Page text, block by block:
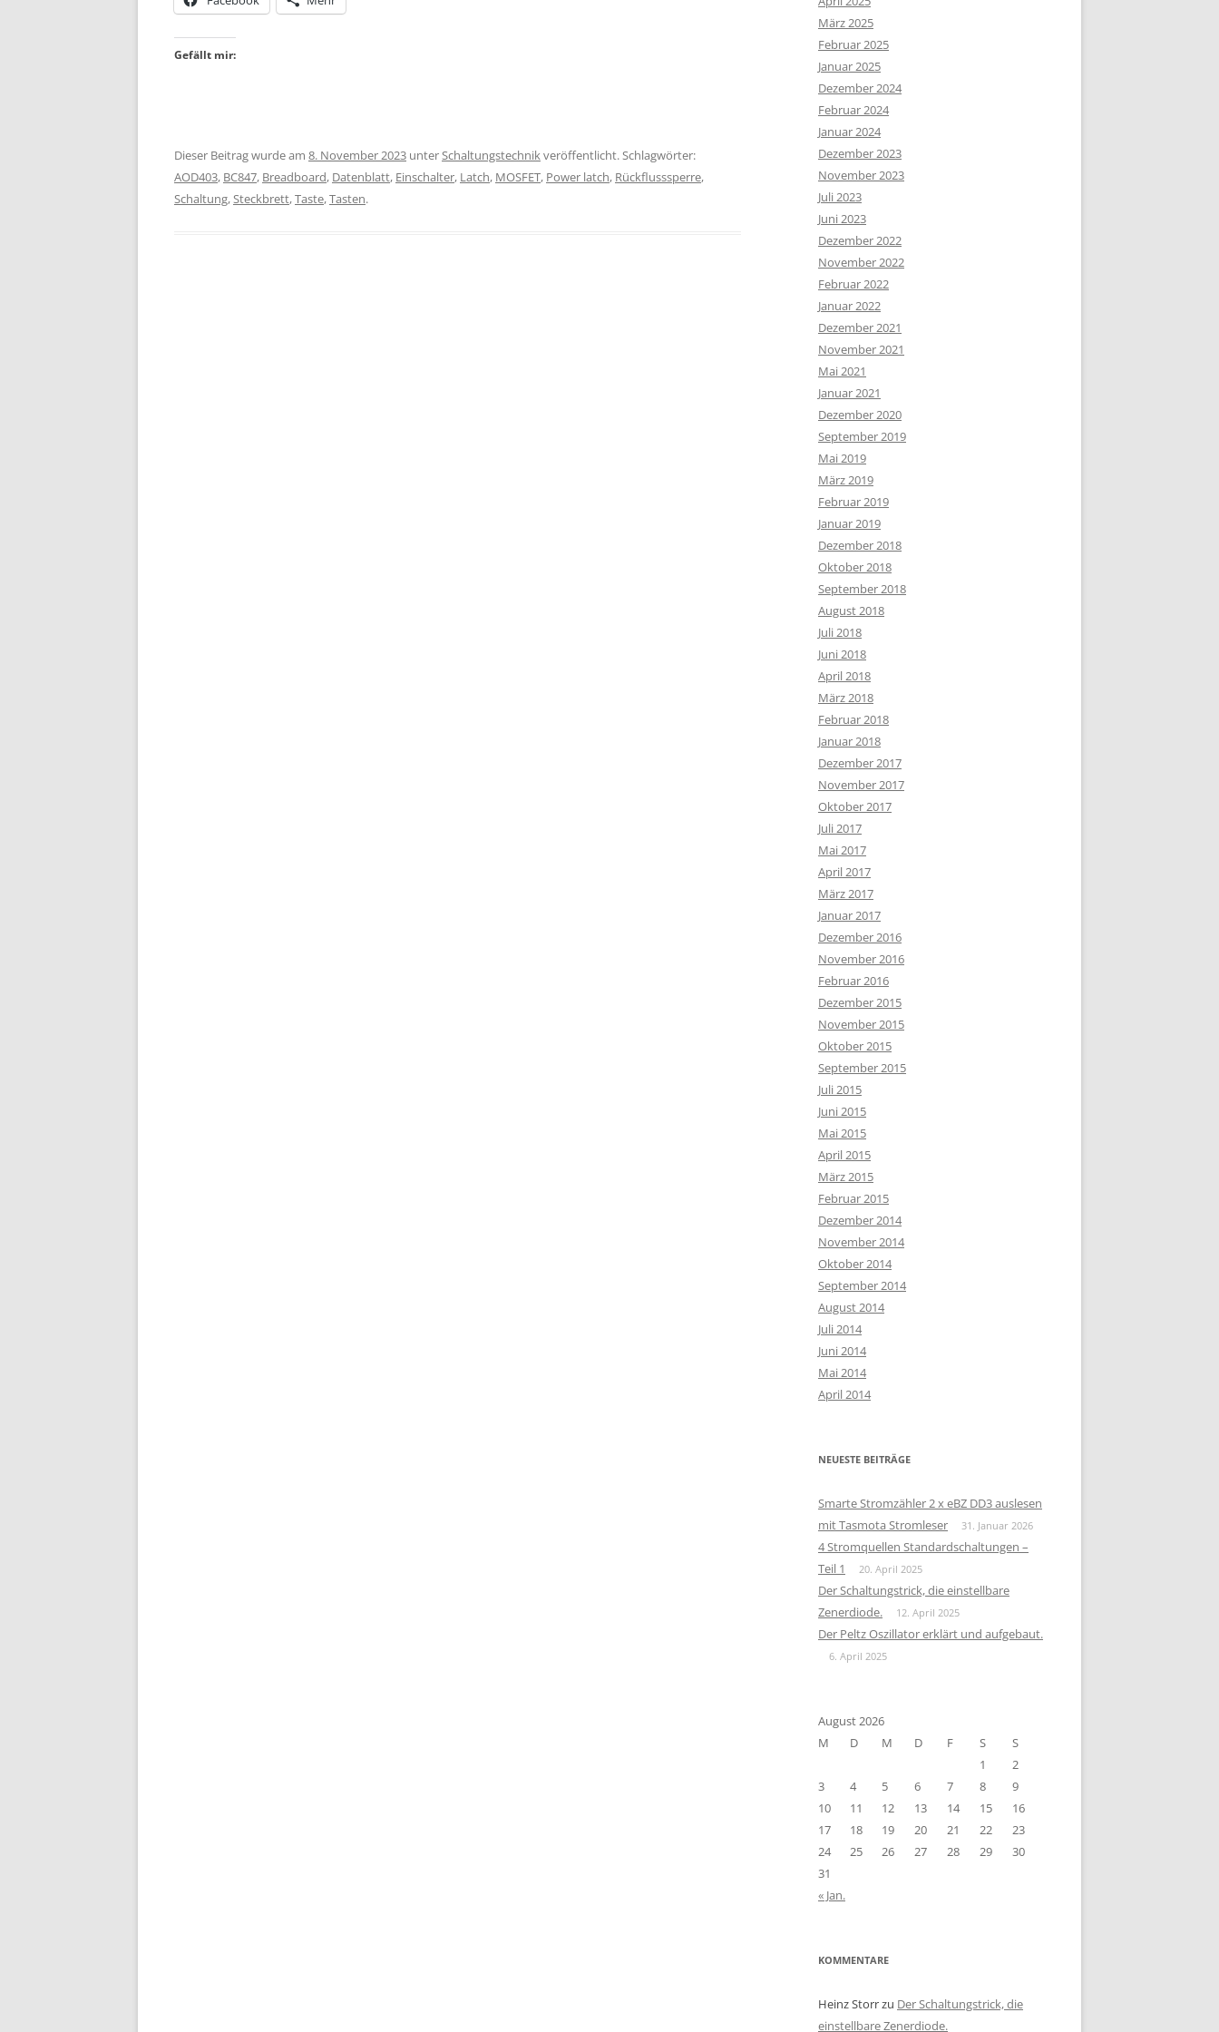
Gefällt mir:
Dieser Beitrag wurde am 8. November 2023 unterSchaltungstechnikveröffentlicht. Schlagwörter:
AOD403, BC847, Breadboard, Datenblatt, Einschalter, Latch, MOSFET, Power latch, Rückflusssperre,
Schaltung,Steckbrett,Taste,Tasten.
März 2025
Februar 2025
Januar 2025
Dezember 2024
Februar 2024
Januar 2024
Dezember 2023
November 2023
Juli 2023
Juni 2023
Dezember 2022
November 2022
Februar 2022
Januar 2022
Dezember 2021
November 2021
Mai 2021
Januar 2021
Dezember 2020
September 2019
Mai 2019
März 2019
Februar 2019
Januar 2019
Dezember 2018
Oktober 2018
September 2018
August 2018
Juli 2018
Juni 2018
April 2018
März 2018
Februar 2018
Januar 2018
Dezember 2017
November 2017
Oktober 2017
Juli 2017
Mai 2017
April 2017
März 2017
Januar 2017
Dezember 2016
November 2016
Februar 2016
Dezember 2015
November 2015
Oktober 2015
September 2015
Juli 2015
Juni 2015
Mai 2015
April 2015
März 2015
Februar 2015
Dezember 2014
November 2014
Oktober 2014
September 2014
August 2014
Juli 2014
Juni 2014
Mai 2014
April 2014
NEUESTE BEITRÄGE
Smarte Stromzähler 2 x eBZ DD3 auslesen
mit Tasmota Stromleser
31. Januar 2026
4 Stromquellen Standardschaltungen –
Teil 1
20. April 2025
Der Schaltungstrick, die einstellbare
Zenerdiode.
12. April 2025
Der Peltz Oszillator erklärt und aufgebaut.
6. April 2025
August 2026
M
D M D F S
S
1
2
3
4 5 6 7 8
9
10
11 12 13 14 15
16
17
18 19 20 21 22
23
24
25 26 27 28 29
30
31
« Jan.
KOMMENTARE
Heinz Storrzu Der Schaltungstrick, die
einstellbare Zenerdiode.